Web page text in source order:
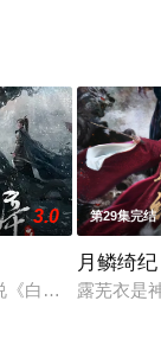
至豆瓣电视
秘虫谷，找寻灵
3.0
《白日提灯》。 天
第29集完结
月鳞绮纪
露芜衣是